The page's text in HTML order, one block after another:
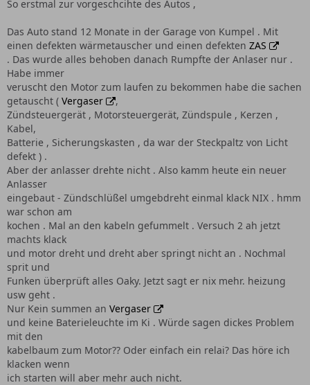
So erstmal zur vorgeschcihte des Autos ,
Das Auto stand 12 Monate in der Garage von Kumpel . Mit
einen defekten wärmetauscher und einen defekten ZAS
. Das wurde alles behoben danach Rumpfte der Anlaser nur .
Habe immer
veruscht den Motor zum laufen zu bekommen habe die sachen
getauscht ( Vergaser
,
Zündsteuergerät , Motorsteuergerät, Zündspule , Kerzen ,
Kabel,
Batterie , Sicherungskasten , da war der Steckpaltz von Licht
defekt ) .
Aber der anlasser drehte nicht . Also kamm heute ein neuer
Anlasser
eingebaut - Zündschlüßel umgebdreht einmal klack NIX . hmm
war schon am
kochen . Mal an den kabeln gefummelt . Versuch 2 ah jetzt
machts klack
und motor dreht und dreht aber springt nicht an . Nochmal
sprit und
Funken überprüft alles Oaky. Jetzt sagt er nix mehr. heizung
usw geht .
Nur Kein summen an Vergaser
und keine Baterieleuchte im Ki . Würde sagen dickes Problem
mit den
kabelbaum zum Motor?? Oder einfach ein relai? Das höre ich
klacken wenn
ich starten will aber mehr auch nicht.